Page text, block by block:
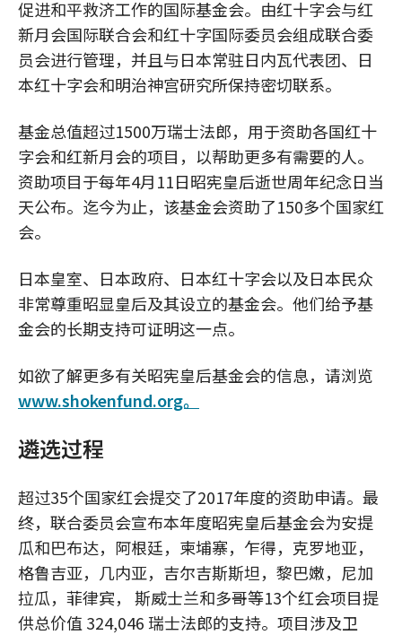
促进和平救济工作的国际基金会。由红十字会与红
新月会国际联合会和红十字国际委员会组成联合委
员会进行管理，并且与日本常驻日内瓦代表团、日
本红十字会和明治神宫研究所保持密切联系。
基金总值超过1500万瑞士法郎，用于资助各国红十
字会和红新月会的项目，以帮助更多有需要的人。
资助项目于每年4月11日昭宪皇后逝世周年纪念日当
天公布。迄今为止，该基金会资助了150多个国家红
会。
日本皇室、日本政府、日本红十字会以及日本民众
非常尊重昭显皇后及其设立的基金会。他们给予基
金会的长期支持可证明这一点。
如欲了解更多有关昭宪皇后基金会的信息，请浏览
www.shokenfund.org。
遴选过程
超过35个国家红会提交了2017年度的资助申请。最
终，联合委员会宣布本年度昭宪皇后基金会为安提
瓜和巴布达，阿根廷，柬埔寨，乍得，克罗地亚，
格鲁吉亚，几内亚，吉尔吉斯斯坦，黎巴嫩，尼加
拉瓜，菲律宾， 斯威士兰和多哥等13个红会项目提
供总价值 324,046 瑞士法郎的支持。项目涉及卫